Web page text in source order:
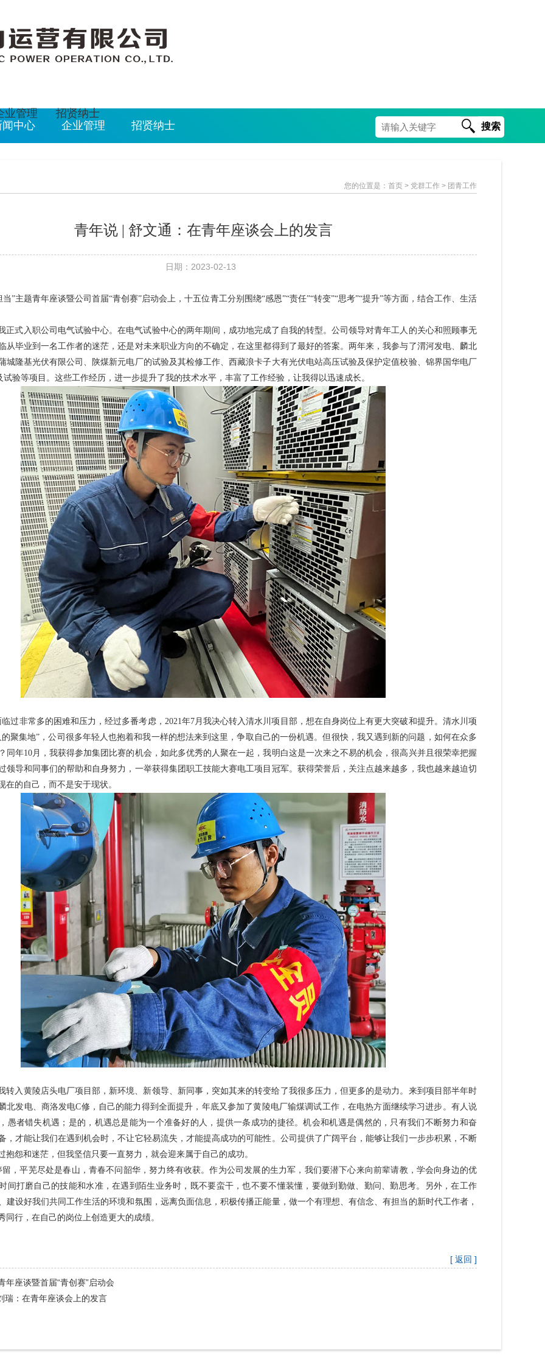
业管理
招贤纳士
闻中心 企业管理 招贤纳士 搜索
您的位置是： 首页 > 党群工作 > 团青工作
青年说 | 舒文通：在青年座谈会上的发言
日期：2023-02-13
当”主题青年座谈暨公司首届“青创赛”启动会上，十五位青工分别围绕“感恩”“责任”“转变”“思考”“提升”等方面，结合工作、生活
正式入职公司电气试验中心。在电气试验中心的两年期间，成功地完成了自我的转型。公司领导对青年工人的关心和照顾事无
从毕业到一名工作者的迷茫，还是对未来职业方向的不确定，在这里都得到了最好的答案。两年来，我参与了渭河发电、麟北
城隆基光伏有限公司、陕煤新元电厂的试验及其检修工作、西藏浪卡子大有光伏电站高压试验及保护定值校验、锦界国华电厂
试验等项目。这些工作经历，进一步提升了我的技术水平，丰富了工作经验，让我得以迅速成长。
过非常多的困难和压力，经过多番考虑，2021年7月我决心转入清水川项目部，想在自身岗位上有更大突破和提升。清水川项
的聚集地”，公司很多年轻人也抱着和我一样的想法来到这里，争取自己的一份机遇。但很快，我又遇到新的问题，如何在众多
同年10月，我获得参加集团比赛的机会，如此多优秀的人聚在一起，我明白这是一次来之不易的机会，很高兴并且很荣幸把握
领导和同事们的帮助和自身努力，一举获得集团职工技能大赛电工项目冠军。获得荣誉后，关注点越来越多，我也越来越迫切
在的自己，而不是安于现状。
转入黄陵店头电厂项目部，新环境、新领导、新同事，突如其来的转变给了我很多压力，但更多的是动力。来到项目部半年时
北发电、商洛发电C修，自己的能力得到全面提升，年底又参加了黄陵电厂输煤调试工作，在电热方面继续学习进步。有人说
愚者错失机遇；是的，机遇总是能为一个准备好的人，提供一条成功的捷径。机会和机遇是偶然的，只有我们不断努力和奋
，才能让我们在遇到机会时，不让它轻易流失，才能提高成功的可能性。公司提供了广阔平台，能够让我们一步步积累，不断
抱怨和迷茫，但我坚信只要一直努力，就会迎来属于自己的成功。
，平芜尽处是春山，青春不问韶华，努力终有收获。作为公司发展的生力军，我们要潜下心来向前辈请教，学会向身边的优
间打磨自己的技能和水准，在遇到陌生业务时，既不要蛮干，也不要不懂装懂，要做到勤做、勤问、勤思考。另外，在工作
建设好我们共同工作生活的环境和氛围，远离负面信息，积极传播正能量，做一个有理想、有信念、有担当的新时代工作者，
同行，在自己的岗位上创造更大的成绩。
[ 返回 ]
年座谈暨首届“青创赛”启动会
瑞：在青年座谈会上的发言